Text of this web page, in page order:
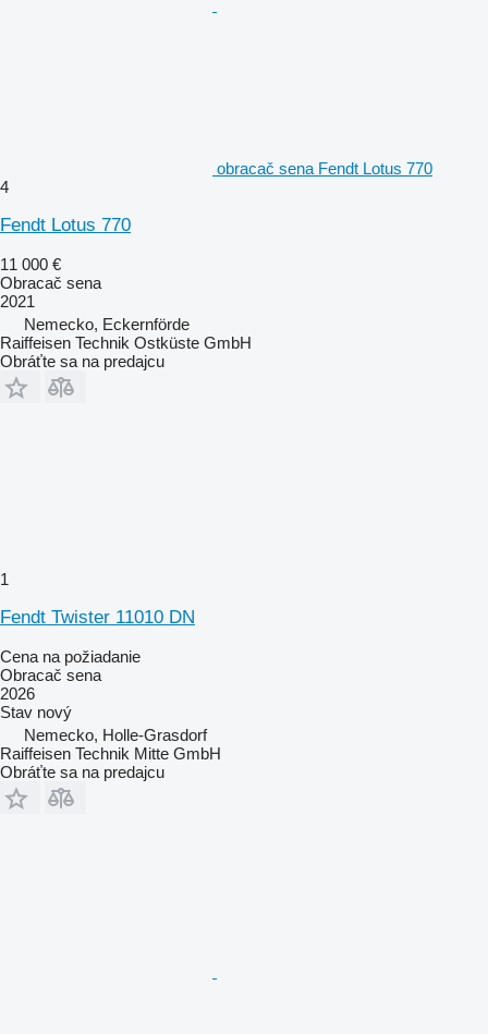
obracač sena Fendt Lotus 770
4
Fendt Lotus 770
11 000 €
Obracač sena
2021
Nemecko, Eckernförde
Raiffeisen Technik Ostküste GmbH
Obráťte sa na predajcu
1
Fendt Twister 11010 DN
Cena na požiadanie
Obracač sena
2026
Stav nový
Nemecko, Holle-Grasdorf
Raiffeisen Technik Mitte GmbH
Obráťte sa na predajcu